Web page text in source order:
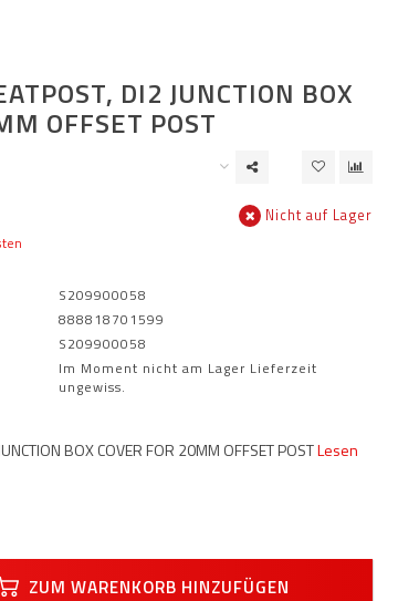
DI2 JUNCTION BOX
OFFSET POST
Nicht auf Lager
S209900058
888818701599
S209900058
Im Moment nicht am Lager Lieferzeit
ungewiss.
BOX COVER FOR 20MM OFFSET POSTLesen
ZUM WARENKORB HINZUFÜGEN